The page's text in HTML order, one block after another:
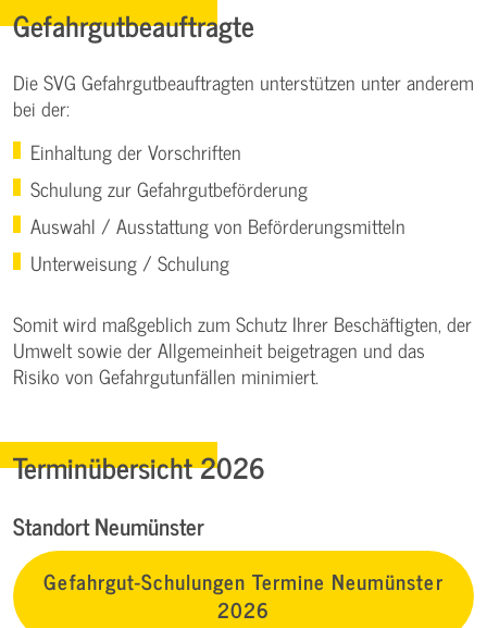
Gefahrgutbeauftragte
Die SVG Gefahrgutbeauftragten unterstützen unter anderem
bei der:
Einhaltung der Vorschriften
Schulung zur Gefahrgutbeförderung
Auswahl / Ausstattung von Beförderungsmitteln
Unterweisung / Schulung
Somit wird maßgeblich zum Schutz Ihrer Beschäftigten, der
Umwelt sowie der Allgemeinheit beigetragen und das
Risiko von Gefahrgutunfällen minimiert.
Terminübersicht 2026
Standort Neumünster
Gefahrgut-Schulungen Termine Neumünster
2026